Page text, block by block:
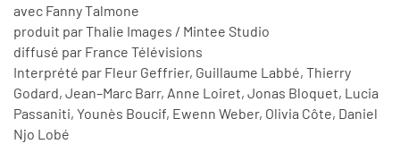
avec Fanny Talmone
produit par Thalie Images / Mintee Studio
diffusé par France Télévisions
Interprété par Fleur Geffrier, Guillaume Labbé, Thierry
Godard, Jean–Marc Barr, Anne Loiret, Jonas Bloquet, Lucia
Passaniti, Younès Boucif, Ewenn Weber, Olivia Côte, Daniel
Njo Lobé